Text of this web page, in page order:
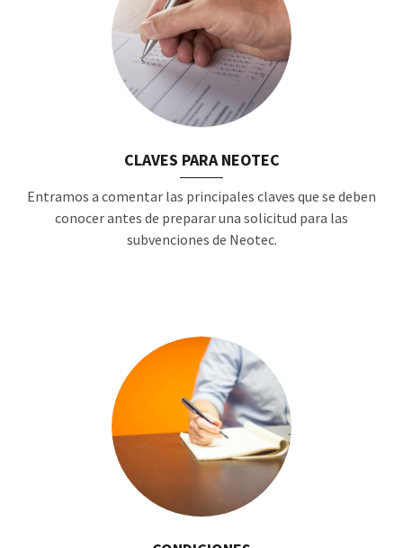
CLAVES PARA NEOTEC
Entramos a comentar las principales claves que se deben
conocer antes de preparar una solicitud para las
subvenciones de Neotec.